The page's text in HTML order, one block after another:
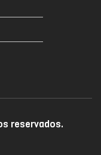
reservados.